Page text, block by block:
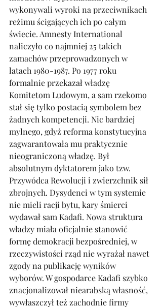
wykonywali wyroki na przeciwnikach
reżimu ścigających ich po całym
świecie. Amnesty International
naliczyło co najmniej 25 takich
zamachów przeprowadzonych w
latach 1980-1987. Po 1977 roku
formalnie przekazał władzę
Komitetom Ludowym, a sam rzekomo
stał się tylko postacią symbolem bez
żadnych kompetencji. Nic bardziej
mylnego, gdyż reforma konstytucyjna
zagwarantowała mu praktycznie
nieograniczoną władzę. Był
absolutnym dyktatorem jako tzw.
Przywódca Rewolucji i zwierzchnik sił
zbrojnych. Dysydenci w tym systemie
nie mieli racji bytu, kary śmierci
wydawał sam Kadafi. Nowa struktura
władzy miała oficjalnie stanowić
formę demokracji bezpośredniej, w
rzeczywistości rząd nie wyrażał nawet
zgody na publikację wyników
wyborów. W gospodarce Kadafi szybko
znacjonalizował niearabską własność,
wywłaszczył też zachodnie firmy